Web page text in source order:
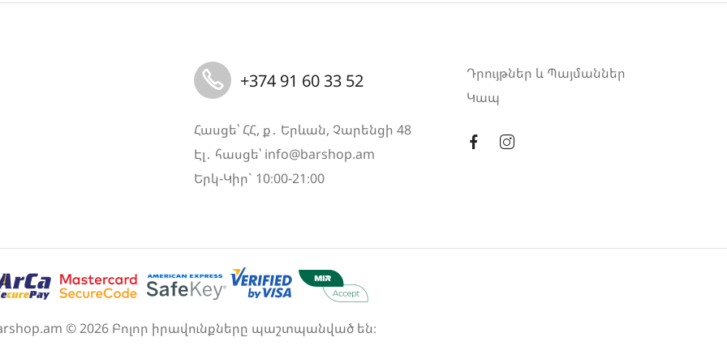
+374 91 60 33 52
Հասցե՝ ՀՀ, ք․ Երևան, Չարենցի 48
Էլ․ հասցե՝ info@barshop.am
Երկ-Կիր` 10։00-21։00
Դրույթներ և Պայմաններ
Կապ
© 2026 Բոլոր իրավունքները պաշտպանված են։